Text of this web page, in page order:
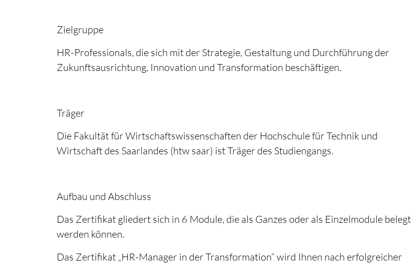
Zielgruppe
HR-Professionals, die sich mit der Strategie, Gestaltung und Durchführung der
Zukunftsausrichtung, Innovation und Transformation beschäftigen.
Träger
Die Fakultät für Wirtschaftswissenschaften der Hochschule für Technik und
Wirtschaft des Saarlandes (htw saar) ist Träger des Studiengangs.
Aufbau und Abschluss
Das Zertifikat gliedert sich in 6 Module, die als Ganzes oder als Einzelmodule belegt
werden können.
Das Zertifikat „HR-Manager in der Transformation“ wird Ihnen nach erfolgreicher